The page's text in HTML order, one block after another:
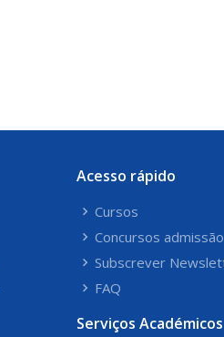
Acesso rápido
Cursos
Concursos
Subscrever
FAQ
Serviços Académicos